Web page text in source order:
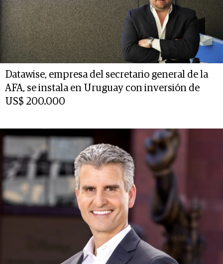
Datawise, empresa del secretario general de la
AFA, se instala en Uruguay con inversión de
US$ 200.000